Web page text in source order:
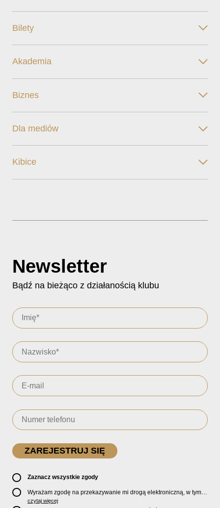
Bilety
Akademia
Biznes
Dla mediów
Kibice
Newsletter
Bądź na bieżąco z działanością klubu
Zaznacz wszystkie zgody
Wyrażam zgodę na przekazywanie mi drogą elektroniczną, w tym
pocztą e-mail, oficjalnego newslettera oraz informacji o zniżkach,
czytaj więcej